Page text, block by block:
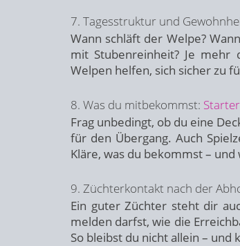
7. Tagesstruktur und
Wann schläft der Welpe?
mit Stubenreinheit? Je
Welpen helfen, sich sicher zu
8. Was du mitbekommst:
Frag unbedingt, ob du eine
für den Übergang. Auch
Kläre, was du bekommst –
9. Züchterkontakt nach der
Ein guter Züchter steht dir
melden darfst, wie die
So bleibst du nicht allein –